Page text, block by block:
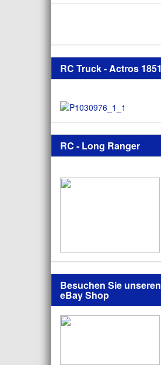
RC Truck - Actros 1851
RC - Long Ranger
Besuchen Sie unseren
eBay Shop